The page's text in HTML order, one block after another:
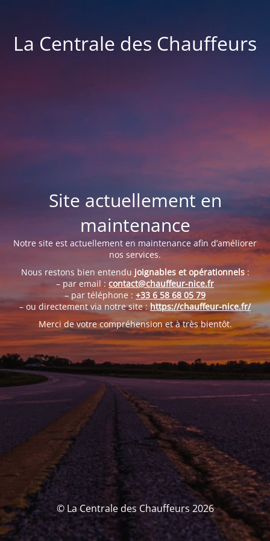
La Centrale des Chauffeurs
Site actuellement en
maintenance
Notre site est actuellement en maintenance afin d’améliorer
nos services.
Nous restons bien entendu joignables et opérationnels:
– par email :contact@chauffeur-nice.fr
– par téléphone : +33 6 58 68 05 79
– ou directement via notre site :https://chauffeur-nice.fr/
Merci de votre compréhension et à très bientôt.
© La Centrale des Chauffeurs 2026